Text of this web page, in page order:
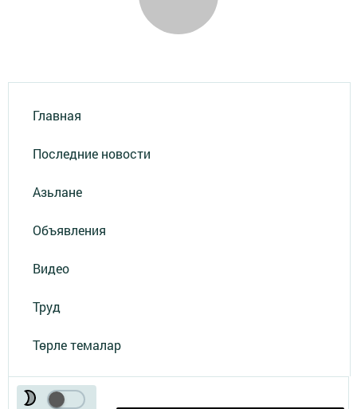
Главная
Последние новости
Азьлане
Объявления
Видео
Труд
Төрле темалар